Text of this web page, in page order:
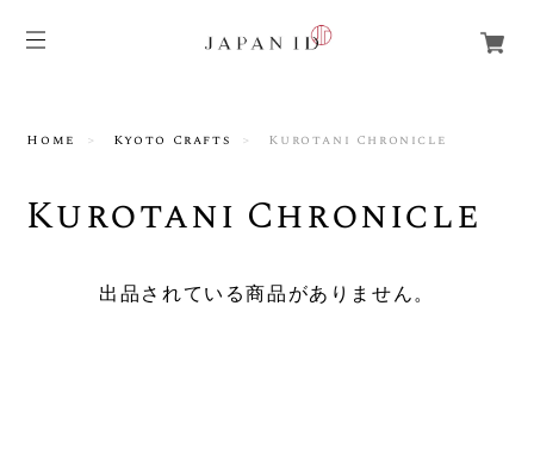
Home Kyoto Crafts Kurotani Chronicle
Kurotani Chronicle
出品されている商品がありません。